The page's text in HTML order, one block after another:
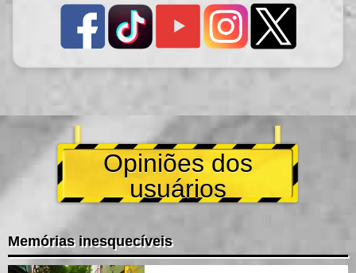
Opiniões dos
usuários
Memórias inesquecíveis